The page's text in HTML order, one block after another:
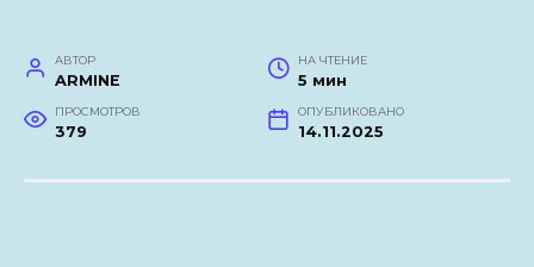
АВТОР
ARMINE
НА ЧТЕНИЕ
5 мин
ПРОСМОТРОВ
379
ОПУБЛИКОВАНО
14.11.2025